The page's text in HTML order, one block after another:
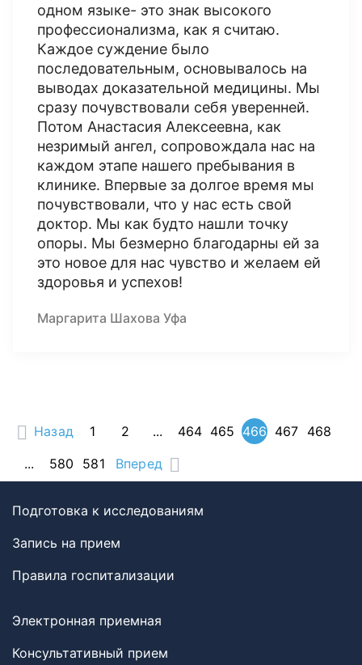
одном языке- это знак высокого
профессионализма, как я считаю.
Каждое суждение было
последовательным, основывалось на
выводах доказательной медицины. Мы
сразу почувствовали себя уверенней.
Потом Анастасия Алексеевна, как
незримый ангел, сопровождала нас на
каждом этапе нашего пребывания в
клинике. Впервые за долгое время мы
почувствовали, что у нас есть свой
доктор. Мы как будто нашли точку
опоры. Мы безмерно благодарны ей за
это новое для нас чувство и желаем ей
здоровья и успехов!
Маргарита Шахова Уфа
Назад 1 2 ... 464 465 466 467 468
...
580 581 Вперед
Подготовка к исследованиям
Запись на прием
Правила госпитализации
Электронная приемная
Консультативный прием